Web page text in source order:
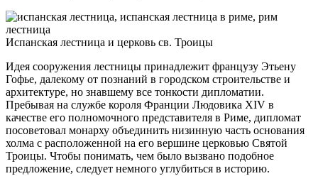
Испанская лестница и церковь св. Троицы
Идея сооружения лестницы принадлежит французу Этьену
Гофье, далекому от познаний в городском строительстве и
архитектуре, но знавшему все тонкости дипломатии.
Пребывая на службе короля Франции Людовика XIV в
качестве его полномочного представителя в Риме, дипломат
посоветовал монарху объединить низинную часть основания
холма с расположенной на его вершине церковью Святой
Троицы. Чтобы понимать, чем было вызвано подобное
предложение, следует немного углубиться в историю.